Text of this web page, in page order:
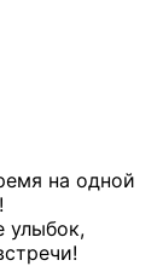
на одной
улыбок,